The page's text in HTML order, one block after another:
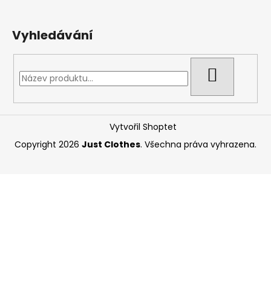
Vyhledávání
Vytvořil Shoptet
Copyright 2026 Just Clothes. Všechna práva vyhrazena.